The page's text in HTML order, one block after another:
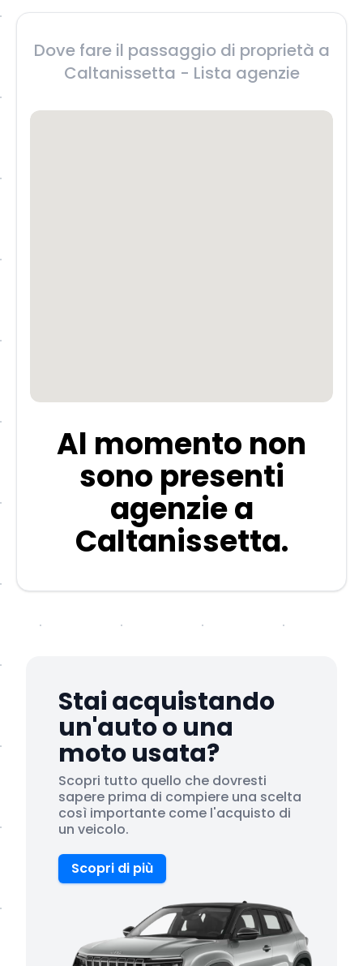
Dove fare il passaggio di proprietà a
Caltanissetta - Lista agenzie
Al momento non
sono presenti
agenzie a
Caltanissetta.
Stai acquistando
un'auto o una
moto usata?
Scopri tutto quello che dovresti
sapere prima di compiere una scelta
così importante come l'acquisto di
un veicolo.
Scopri di più